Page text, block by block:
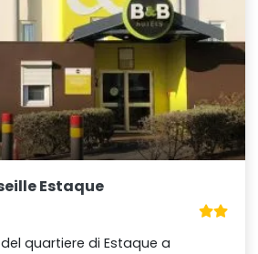
Estaque
quartiere di Estaque a